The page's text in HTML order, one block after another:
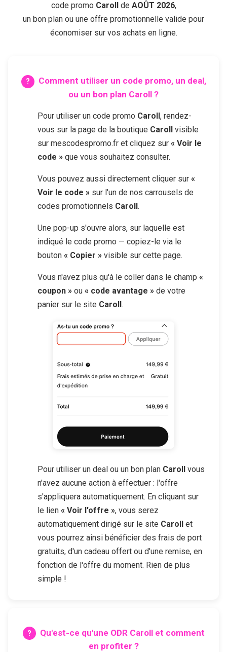
code promo Carollde AOÛT 2026,
un bon plan ou une offre promotionnelle valide pour
économiser sur vos achats en ligne.
Comment utiliser un code promo, un deal,
ou un bon plan Caroll ?
Pour utiliser un code promo Caroll, rendez-
vous sur la page de la boutique Caroll visible
sur mescodespromo.fr et cliquez sur « Voir le
code » que vous souhaitez consulter.
Vous pouvez aussi directement cliquer sur «
Voir le code » sur l'un de nos carrousels de
codes promotionnels Caroll.
Une pop-up s'ouvre alors, sur laquelle est
indiqué le code promo — copiez-le via le
bouton « Copier » visible sur cette page.
Vous n'avez plus qu'à le coller dans le champ «
coupon » ou « code avantage » de votre
panier sur le site Caroll.
Pour utiliser un deal ou un bon plan Caroll vous
n'avez aucune action à effectuer : l'offre
s'appliquera automatiquement. En cliquant sur
le lien « Voir l'offre », vous serez
automatiquement dirigé sur le site Caroll et
vous pourrez ainsi bénéficier des frais de port
gratuits, d'un cadeau offert ou d'une remise, en
fonction de l'offre du moment. Rien de plus
simple !
Qu'est-ce qu'une ODR Carollet comment
en profiter ?